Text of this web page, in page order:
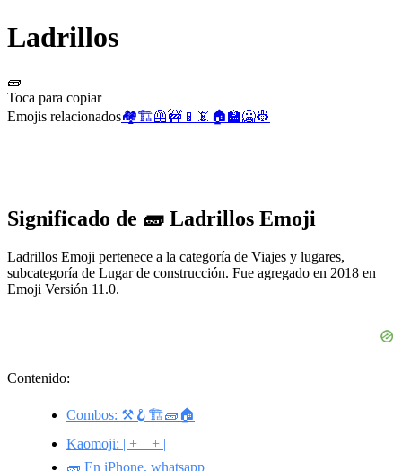
Ladrillos
🧱
Toca para copiar
Emojis relacionados🏘️🏗️🦺🚧 📱 📵 🏠🏫🥶👷
Significado de 🧱 Ladrillos Emoji
Ladrillos Emoji pertenece a la categoría de Viajes y lugares,
subcategoría de Lugar de construcción. Fue agregado en 2018 en
Emoji Versión 11.0.
Contenido:
Combos: ⚒️🪝🏗🧱🏠
Kaomoji: | + _ + |
🧱 En iPhone, whatsapp